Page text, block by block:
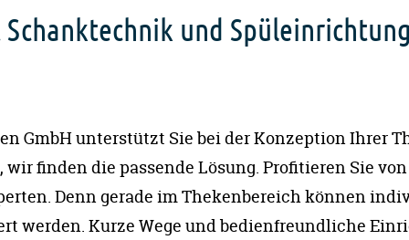
und
GmbH unterstützt Sie bei der Konzeption Ihrer
finden die passende Lösung. Profitieren Sie
Denn gerade im Thekenbereich können
werden. Kurze Wege und bedienfreundliche